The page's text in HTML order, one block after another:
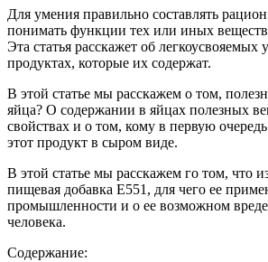
Для умения правильно составлять
понимать функции тех или иных
Эта статья расскажет об легкоусвояемых
продуктах, которые их содержат.
В этой статье мы расскажем о том,
яйца? О содержании в яйцах полезных
свойствах и о том, кому в первую
этот продукт в сыром виде.
В этой статье мы расскажем го том, что
пищевая добавка Е551, для чего ее
промышленности и о ее возможном вреде
человека.
Содержание: